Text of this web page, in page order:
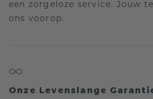
een zorgeloze service. Jouw
ons voorop.
Onze Levenslange